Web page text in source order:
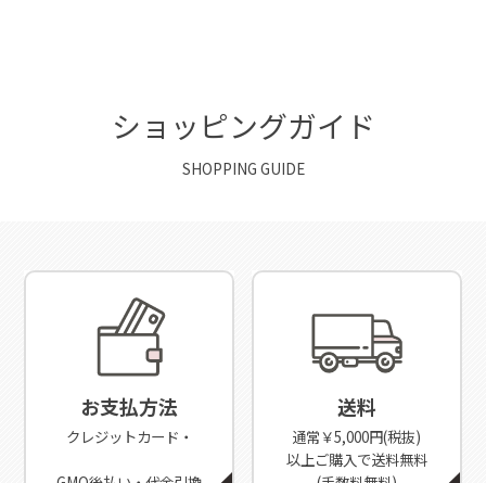
ショッピングガイド
SHOPPING GUIDE
お支払方法
クレジットカード・
送料
通常￥5,000円(税抜)
以上ご購入で送料無料